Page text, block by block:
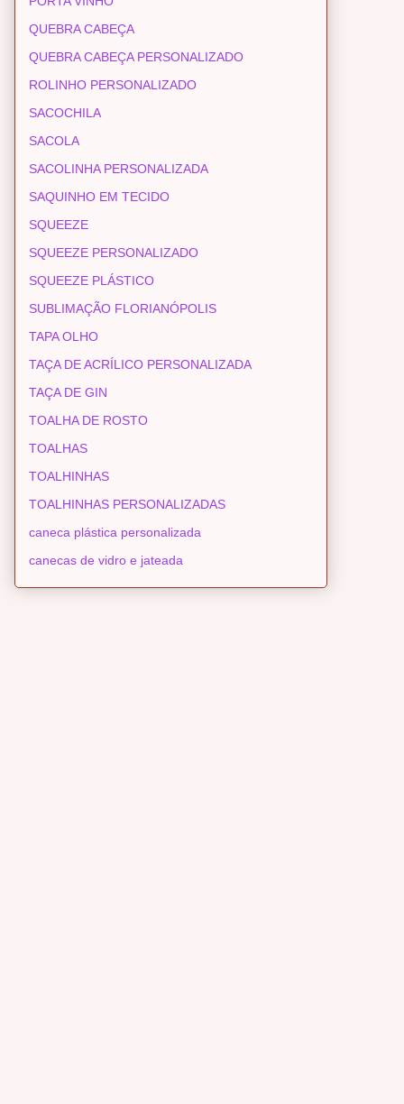
QUEBRA CABEÇA
QUEBRA CABEÇA PERSONALIZADO
ROLINHO PERSONALIZADO
SACOCHILA
SACOLA
SACOLINHA PERSONALIZADA
SAQUINHO EM TECIDO
SQUEEZE
SQUEEZE PERSONALIZADO
SQUEEZE PLÁSTICO
SUBLIMAÇÃO FLORIANÓPOLIS
TAPA OLHO
TAÇA DE ACRÍLICO PERSONALIZADA
TAÇA DE GIN
TOALHA DE ROSTO
TOALHAS
TOALHINHAS
TOALHINHAS PERSONALIZADAS
caneca plástica personalizada
canecas de vidro e jateada